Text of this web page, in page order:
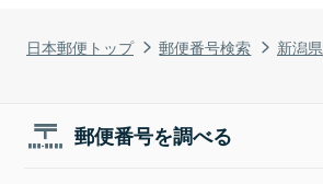
日本郵便トップ 郵便番号検索 新潟県
郵便番号を調べる